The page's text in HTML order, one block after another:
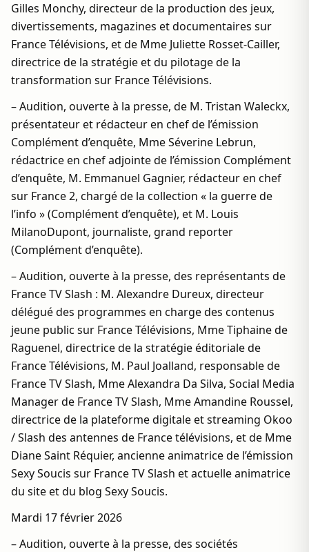
Gilles Monchy, directeur de la production des jeux,
divertissements, magazines et documentaires sur
France Télévisions, et de Mme Juliette Rosset-Cailler,
directrice de la stratégie et du pilotage de la
transformation sur France Télévisions.
– Audition, ouverte à la presse, de M. Tristan Waleckx,
présentateur et rédacteur en chef de l’émission
Complément d’enquête, Mme Séverine Lebrun,
rédactrice en chef adjointe de l’émission Complément
d’enquête, M. Emmanuel Gagnier, rédacteur en chef
sur France 2, chargé de la collection « la guerre de
l’info » (Complément d’enquête), et M. Louis
MilanoDupont, journaliste, grand reporter
(Complément d’enquête).
– Audition, ouverte à la presse, des représentants de
France TV Slash : M. Alexandre Dureux, directeur
délégué des programmes en charge des contenus
jeune public sur France Télévisions, Mme Tiphaine de
Raguenel, directrice de la stratégie éditoriale de
France Télévisions, M. Paul Joalland, responsable de
France TV Slash, Mme Alexandra Da Silva, Social Media
Manager de France TV Slash, Mme Amandine Roussel,
directrice de la plateforme digitale et streaming Okoo
/ Slash des antennes de France télévisions, et de Mme
Diane Saint Réquier, ancienne animatrice de l’émission
Sexy Soucis sur France TV Slash et actuelle animatrice
du site et du blog Sexy Soucis.
Mardi 17 février 2026
– Audition, ouverte à la presse, des sociétés